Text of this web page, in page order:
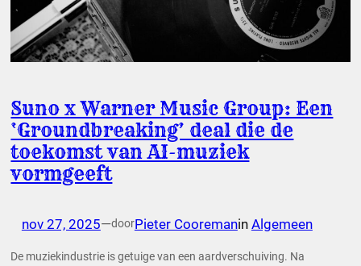
Suno x Warner Music Group: Een
‘Groundbreaking’ deal die de
toekomst van AI-muziek
vormgeeft
nov 27, 2025—doorPieter Cooremanin Algemeen
De muziekindustrie is getuige van een aardverschuiving. Na